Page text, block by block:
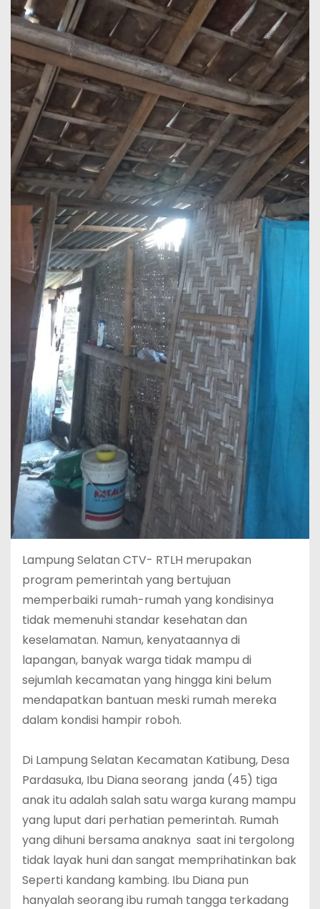
Lampung Selatan CTV- RTLH merupakan
program pemerintah yang bertujuan
memperbaiki rumah-rumah yang kondisinya
tidak memenuhi standar kesehatan dan
keselamatan. Namun, kenyataannya di
lapangan, banyak warga tidak mampu di
sejumlah kecamatan yang hingga kini belum
mendapatkan bantuan meski rumah mereka
dalam kondisi hampir roboh.
Di ‎Lampung Selatan Kecamatan Katibung, Desa
Pardasuka, Ibu Diana seorang janda (45) tiga
anak itu adalah salah satu warga kurang mampu
yang luput dari perhatian pemerintah. Rumah
yang dihuni bersama anaknya saat ini tergolong
tidak layak huni dan sangat memprihatinkan bak
Seperti kandang kambing. Ibu Diana pun
hanyalah seorang ibu rumah tangga terkadang